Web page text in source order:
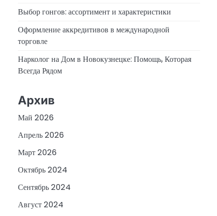
Выбор гонгов: ассортимент и характеристики
Оформление аккредитивов в международной
торговле
Нарколог на Дом в Новокузнецке: Помощь, Которая
Всегда Рядом
Архив
Май 2026
Апрель 2026
Март 2026
Октябрь 2024
Сентябрь 2024
Август 2024